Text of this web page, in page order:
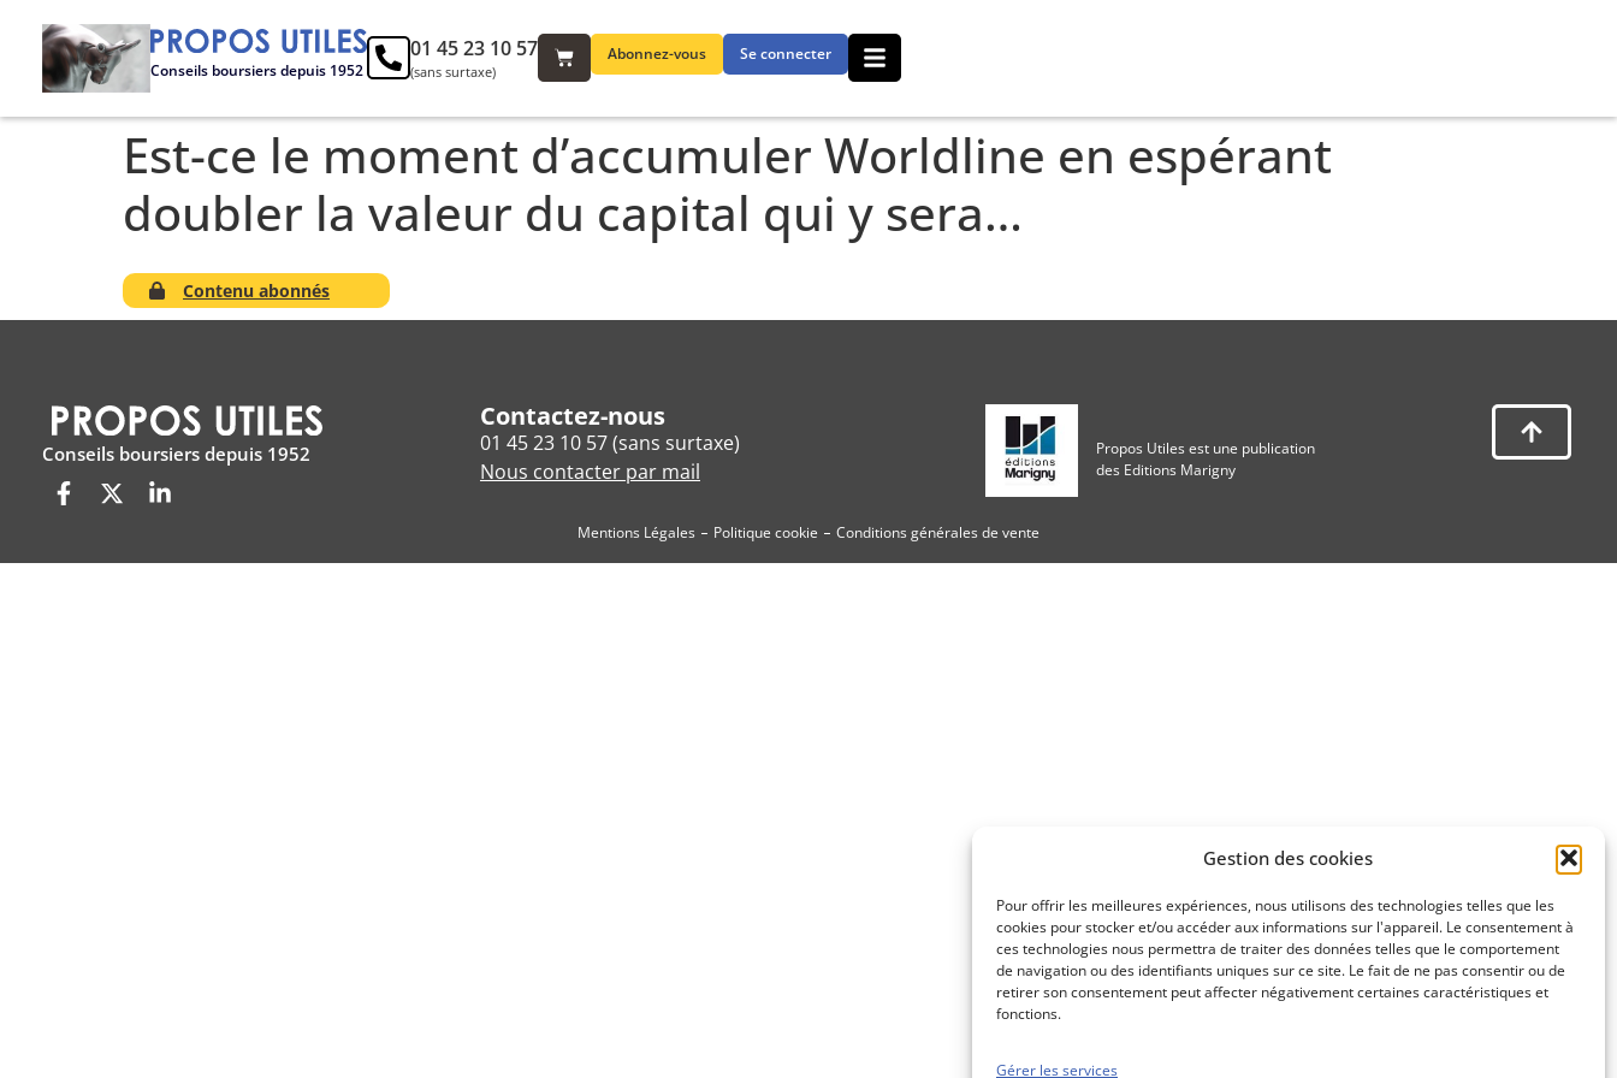
Gestion des cookies
Pour offrir les meilleures expériences, nous utilisons des technologies telles que les
cookies pour stocker et/ou accéder aux informations sur l'appareil. Le consentement à
ces technologies nous permettra de traiter des données telles que le comportement
de navigation ou des identifiants uniques sur ce site. Le fait de ne pas consentir ou de
retirer son consentement peut affecter négativement certaines caractéristiques et
fonctions.
Gérer les services
Conseils boursiers depuis 1952
Abonnez-vous Se connecter
01 45 23 10 57
(sans surtaxe)
Est-ce le moment d’accumuler Worldline en espérant
doubler la valeur du capital qui y sera…
Contenu abonnés
Conseils boursiers depuis 1952
Contactez-nous
01 45 23 10 57 (sans surtaxe)
Nous contacter par mail
Propos Utiles est une publication
des Editions Marigny
Mentions Légales Politique cookie Conditions générales de vente